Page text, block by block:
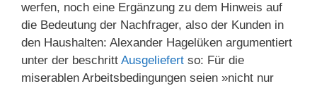
werfen, noch eine Ergänzung zu dem Hinweis auf
die Bedeutung der Nachfrager, also der Kunden in
den Haushalten: Alexander Hagelüken argumentiert
unter der beschritt Ausgeliefert so: Für die
miserablen Arbeitsbedingungen seien »nicht nur